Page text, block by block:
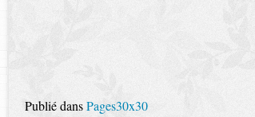
Publié dansPages30x30